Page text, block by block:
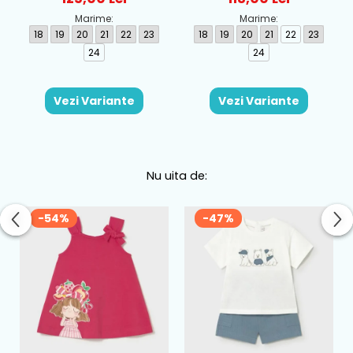
Marime:
18
19 20 21 22
23
24
Vezi Variante
Marime:
18
19 20 21 22
23
24
Vezi Variante
Nu uita de:
-54% -47%